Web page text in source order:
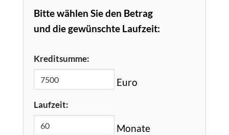
Bitte wählen Sie den Betrag
und die gewünschte Laufzeit:
Kreditsumme:
Euro
Laufzeit:
Monate